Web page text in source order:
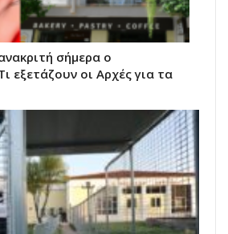
σήμερα ο
εξετάζουν οι Αρχές για τα